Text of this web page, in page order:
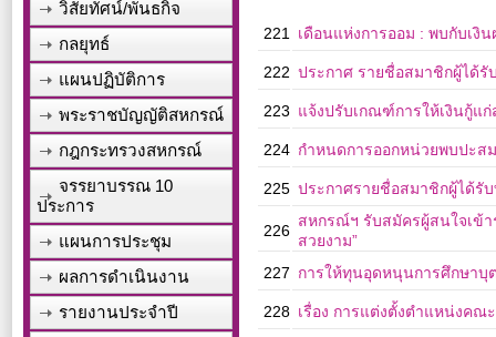
วิสัยทัศน์/พันธกิจ
กลยุทธ์
แผนปฏิบัติการ
พระราชบัญญัติสหกรณ์
กฎกระทรวงสหกรณ์
จรรยาบรรณ 10
ประการ
แผนการประชุม
ผลการดำเนินงาน
รายงานประจำปี
221 เดือนแห่งการออม : พบกับเงิ
222 ประกาศ รายชื่อสมาชิกผู้ได้
223 แจ้งปรับเกณฑ์การให้เงินกู้แ
224 กำหนดการออกหน่วยพบปะส
225 ประกาศรายชื่อสมาชิกผู้ได้รั
226
สหกรณ์ฯ รับสมัครผู้สนใจเข้
สวยงาม”
227 การให้ทุนอุดหนุนการศึกษาบุ
228 เรื่อง การแต่งตั้งตำแหน่งคณ